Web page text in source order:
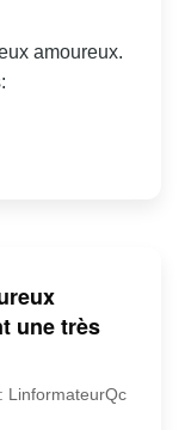
amoureux.
une très
LinformateurQc